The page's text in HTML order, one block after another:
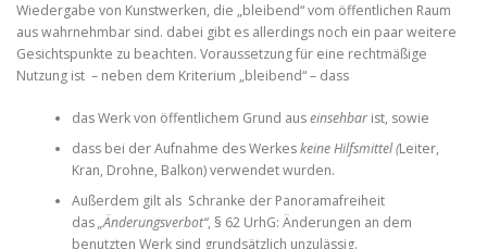
Wiedergabe von Kunstwerken, die „bleibend“ vom öffentlichen Raum
aus wahrnehmbar sind. dabei gibt es allerdings noch ein paar weitere
Gesichtspunkte zu beachten. Voraussetzung für eine rechtmäßige
Nutzung ist – neben dem Kriterium „bleibend“ – dass
das Werk von öffentlichem Grund auseinsehbarist, sowie
dass bei der Aufnahme des Werkeskeine Hilfsmittel (Leiter,
Kran, Drohne, Balkon) verwendet wurden.
Außerdem gilt als Schranke der Panoramafreiheit
das„Änderungsverbot“, § 62 UrhG: Änderungen an dem
benutzten Werk sind grundsätzlich unzulässig.